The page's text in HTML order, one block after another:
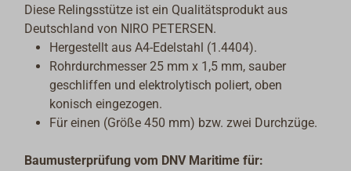
Diese Relingsstütze ist ein Qualitätsprodukt aus
Deutschland von NIRO PETERSEN.
Hergestellt aus A4-Edelstahl (1.4404).
Rohrdurchmesser 25 mm x 1,5 mm, sauber
geschliffen und elektrolytisch poliert, oben
konisch eingezogen.
Für einen (Größe 450 mm) bzw. zwei Durchzüge.
Baumusterprüfung vom DNV Maritime für: